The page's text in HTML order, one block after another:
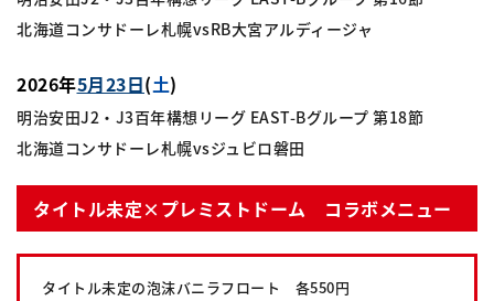
北海道コンサドーレ札幌vsRB大宮アルディージャ
2026年5月23日(土)
明治安田J2・J3百年構想リーグ EAST-Bグループ 第18節
北海道コンサドーレ札幌vsジュビロ磐田
タイトル未定×プレミストドーム コラボメニュー
タイトル未定の泡沫バニラフロート 各550円